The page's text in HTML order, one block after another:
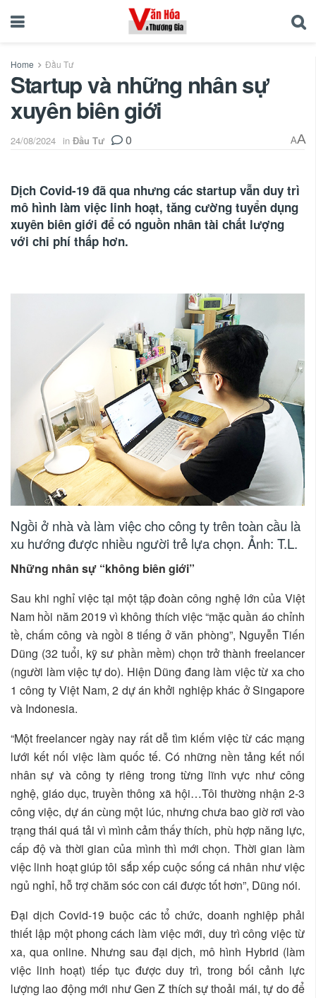
Home Đầu Tư
Startup và những nhân sự
xuyên biên giới
24/08/2024 in Đầu Tư 0 AA
Dịch Covid-19 đã qua nhưng các startup vẫn duy trì
mô hình làm việc linh hoạt, tăng cường tuyển dụng
xuyên biên giới để có nguồn nhân tài chất lượng
với chi phí thấp hơn.
Ngồi ở nhà và làm việc cho công ty trên toàn cầu là
xu hướng được nhiều người trẻ lựa chọn. Ảnh: T.L.
Những nhân sự “không biên giới”
Sau khi nghỉ việc tại một tập đoàn công nghệ lớn của Việt
Nam hồi năm 2019 vì không thích việc “mặc quần áo chỉnh
tề, chấm công và ngồi 8 tiếng ở văn phòng”, Nguyễn Tiến
Dũng (32 tuổi, kỹ sư phần mềm) chọn trở thành freelancer
(người làm việc tự do). Hiện Dũng đang làm việc từ xa cho
1 công ty Việt Nam, 2 dự án khởi nghiệp khác ở Singapore
và Indonesia.
“Một freelancer ngày nay rất dễ tìm kiếm việc từ các mạng
lưới kết nối việc làm quốc tế. Có những nền tảng kết nối
nhân sự và công ty riêng trong từng lĩnh vực như công
nghệ, giáo dục, truyền thông xã hội…Tôi thường nhận 2-3
công việc, dự án cùng một lúc, nhưng chưa bao giờ rơi vào
trạng thái quá tải vì mình cảm thấy thích, phù hợp năng lực,
cấp độ và thời gian của mình thì mới chọn. Thời gian làm
việc linh hoạt giúp tôi sắp xếp cuộc sống cá nhân như việc
ngủ nghỉ, hỗ trợ chăm sóc con cái được tốt hơn”, Dũng nói.
Đại dịch Covid-19 buộc các tổ chức, doanh nghiệp phải
thiết lập một phong cách làm việc mới, duy trì công việc từ
xa, qua online. Nhưng sau đại dịch, mô hình Hybrid (làm
việc linh hoạt) tiếp tục được duy trì, trong bối cảnh lực
lượng lao động mới như Gen Z thích sự thoải mái, tự do để